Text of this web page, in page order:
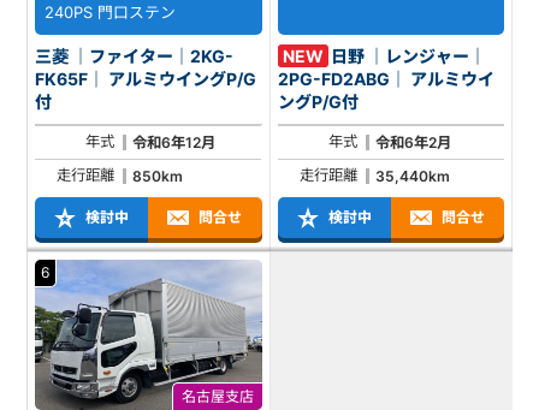
240PS 門口ステン
三菱 ｜ファイター｜2KG-
FK65F｜ アルミウイングP/G
付
年式
令和6年12月
走行距離
850km
検討中 問合せ
NEW 日野 ｜レンジャー｜
2PG-FD2ABG｜ アルミウイ
ングP/G付
年式
令和6年2月
走行距離
35,440km
検討中 問合せ
6
名古屋支店